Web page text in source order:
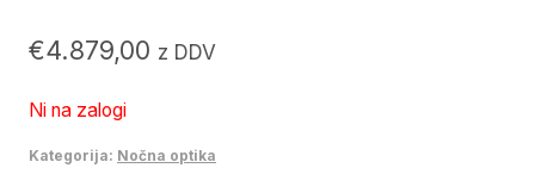
€4.879,00 z DDV
Ni na zalogi
Kategorija: Nočna optika